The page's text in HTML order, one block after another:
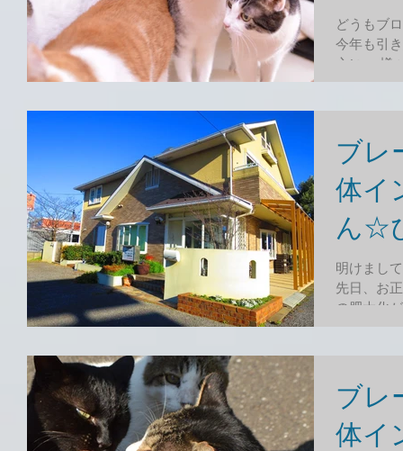
どうもブ
今年も引
心に、 様
ブレ
体イ
ん☆
明けまし
先日、お
の肥大化
ブレ
体イ